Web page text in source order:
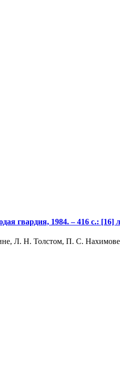
гвардия, 1984. – 416 с.:
Л. Н. Толстом, П. С.